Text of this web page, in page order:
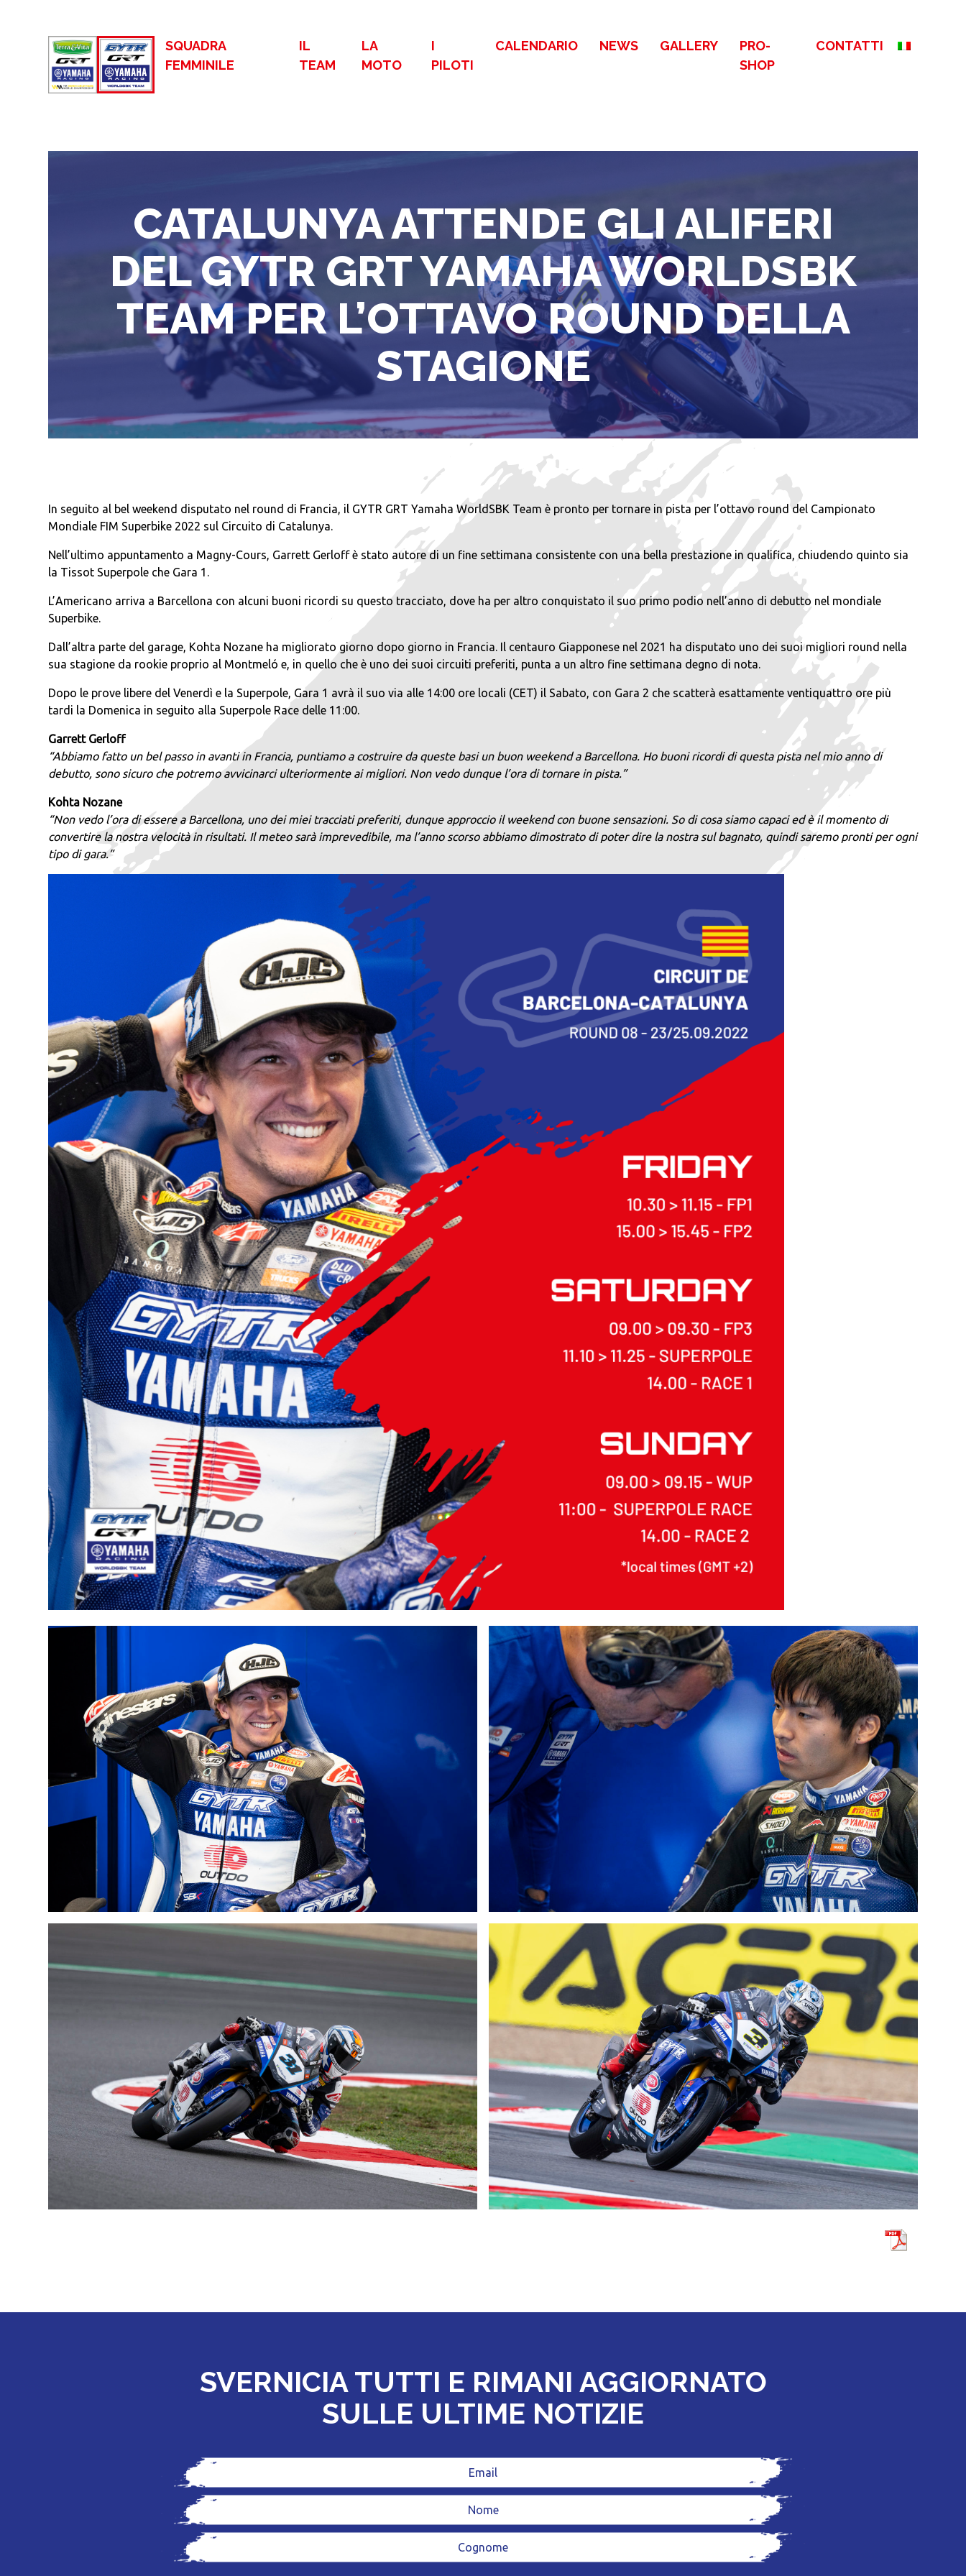
SQUADRA
FEMMINILE
IL
TEAM
LA
MOTO
I
PILOTI
CALENDARIO NEWS GALLERY
PRO-
SHOP
CONTATTI
CATALUNYA ATTENDE GLI ALIFERI
DEL GYTR GRT YAMAHA WORLDSBK
TEAM PER L’OTTAVO ROUND DELLA
STAGIONE
In seguito al bel weekend disputato nel round di Francia, il GYTR GRT Yamaha WorldSBK Team è pronto per tornare in pista per l’ottavo round del Campionato
Mondiale FIM Superbike 2022 sul Circuito di Catalunya.
Nell’ultimo appuntamento a Magny-Cours, Garrett Gerloff è stato autore di un fine settimana consistente con una bella prestazione in qualifica, chiudendo quinto sia
la Tissot Superpole che Gara 1.
L’Americano arriva a Barcellona con alcuni buoni ricordi su questo tracciato, dove ha per altro conquistato il suo primo podio nell’anno di debutto nel mondiale
Superbike.
Dall’altra parte del garage, Kohta Nozane ha migliorato giorno dopo giorno in Francia. Il centauro Giapponese nel 2021 ha disputato uno dei suoi migliori round nella
sua stagione da rookie proprio al Montmeló e, in quello che è uno dei suoi circuiti preferiti, punta a un altro fine settimana degno di nota.
Dopo le prove libere del Venerdì e la Superpole, Gara 1 avrà il suo via alle 14:00 ore locali (CET) il Sabato, con Gara 2 che scatterà esattamente ventiquattro ore più
tardi la Domenica in seguito alla Superpole Race delle 11:00.
Garrett Gerloff
“Abbiamo fatto un bel passo in avanti in Francia, puntiamo a costruire da queste basi un buon weekend a Barcellona. Ho buoni ricordi di questa pista nel mio anno di
debutto, sono sicuro che potremo avvicinarci ulteriormente ai migliori. Non vedo dunque l’ora di tornare in pista.”
Kohta Nozane
“Non vedo l’ora di essere a Barcellona, uno dei miei tracciati preferiti, dunque approccio il weekend con buone sensazioni. So di cosa siamo capaci ed è il momento di
convertire la nostra velocità in risultati. Il meteo sarà imprevedibile, ma l’anno scorso abbiamo dimostrato di poter dire la nostra sul bagnato, quindi saremo pronti per ogni
tipo di gara.”
SVERNICIA TUTTI E RIMANI AGGIORNATO
SULLE ULTIME NOTIZIE